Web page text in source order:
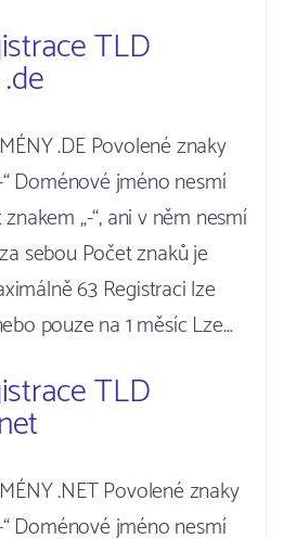
TLD
.DE Povolené znaky
“ Doménové jméno nesmí
„-“, ani v něm nesmí
sebou Počet znaků je
63 Registraci lze
pouze na 1 měsíc Lze…
TLD
.NET Povolené znaky
“ Doménové jméno nesmí